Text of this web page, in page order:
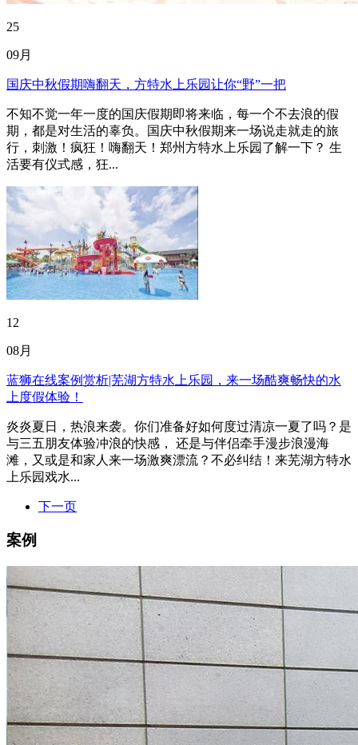
25
09月
国庆中秋假期嗨翻天，方特水上乐园让你“野”一把
不知不觉一年一度的国庆假期即将来临，每一个不去浪的假
期，都是对生活的辜负。国庆中秋假期来一场说走就走的旅
行，刺激！疯狂！嗨翻天！郑州方特水上乐园了解一下？ 生
活要有仪式感，狂...
12
08月
蓝狮在线案例赏析|芜湖方特水上乐园，来一场酷爽畅快的水
上度假体验！
炎炎夏日，热浪来袭。你们准备好如何度过清凉一夏了吗？是
与三五朋友体验冲浪的快感， 还是与伴侣牵手漫步浪漫海
滩，又或是和家人来一场激爽漂流？不必纠结！来芜湖方特水
上乐园戏水...
下一页
案例